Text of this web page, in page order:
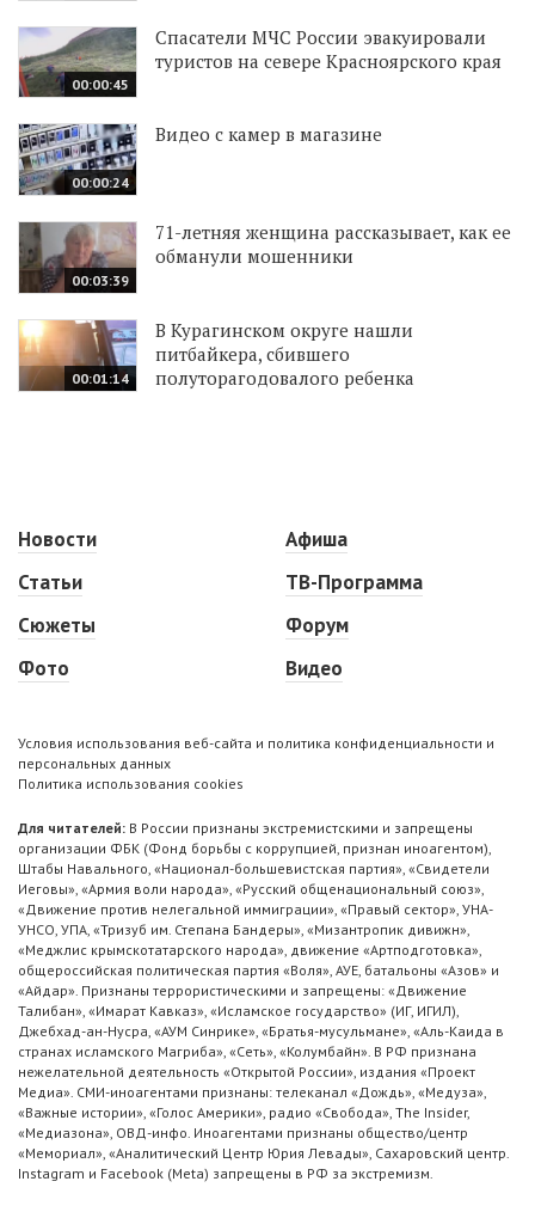
00:00:45
Спасатели МЧС России эвакуировали
туристов на севере Красноярского края
00:00:24
Видео с камер в магазине
00:03:39
71-летняя женщина рассказывает, как ее
обманули мошенники
00:01:14
В Курагинском округе нашли
питбайкера, сбившего
полуторагодовалого ребенка
Новости
Статьи
Сюжеты
Фото
Афиша
ТВ-Программа
Форум
Видео
Условия использования веб-сайта и политика конфиденциальности и
персональных данных
Политика использования cookies
Для читателей: В России признаны экстремистскими и запрещены
организации ФБК (Фонд борьбы с коррупцией, признан иноагентом),
Штабы Навального, «Национал-большевистская партия», «Свидетели
Иеговы», «Армия воли народа», «Русский общенациональный союз»,
«Движение против нелегальной иммиграции», «Правый сектор», УНА-
УНСО, УПА, «Тризуб им. Степана Бандеры», «Мизантропик дивижн»,
«Меджлис крымскотатарского народа», движение «Артподготовка»,
общероссийская политическая партия «Воля», АУЕ, батальоны «Азов» и
«Айдар». Признаны террористическими и запрещены: «Движение
Талибан», «Имарат Кавказ», «Исламское государство» (ИГ, ИГИЛ),
Джебхад-ан-Нусра, «АУМ Синрике», «Братья-мусульмане», «Аль-Каида в
странах исламского Магриба», «Сеть», «Колумбайн». В РФ признана
нежелательной деятельность «Открытой России», издания «Проект
Медиа». СМИ-иноагентами признаны: телеканал «Дождь», «Медуза»,
«Важные истории», «Голос Америки», радио «Свобода», The Insider,
«Медиазона», ОВД-инфо. Иноагентами признаны общество/центр
«Мемориал», «Аналитический Центр Юрия Левады», Сахаровский центр.
Instagram и Facebook (Metа) запрещены в РФ за экстремизм.